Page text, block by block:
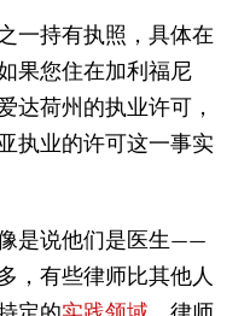
一持有执照，具体在
果您住在加利福尼
达荷州的执业许可，
执业的许可这一事实
是说他们是医生——
，有些律师比其他人